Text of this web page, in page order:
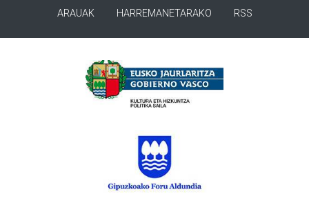
ARAUAK HARREMANETARAKO RSS